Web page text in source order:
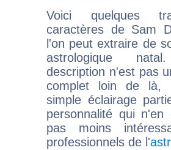
Voici quelques
caractères de Sam
l'on peut extraire de
astrologique
description n'est pas
complet loin de là,
simple éclairage
personnalité qui n'en
pas moins
professionnels de l'